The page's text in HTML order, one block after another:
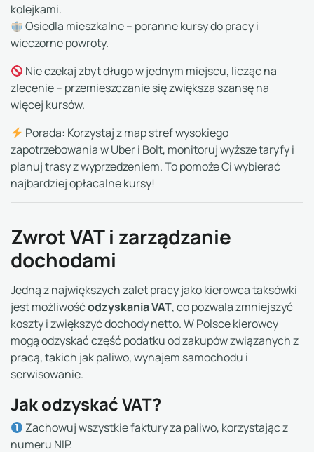
kolejkami.
Osiedla mieszkalne – poranne kursy do pracy i
wieczorne powroty.
Nie czekaj zbyt długo w jednym miejscu, licząc na
zlecenie – przemieszczanie się zwiększa szansę na
więcej kursów.
Porada: Korzystaj z map stref wysokiego
zapotrzebowania w Uber i Bolt, monitoruj wyższe taryfy i
planuj trasy z wyprzedzeniem. To pomoże Ci wybierać
najbardziej opłacalne kursy!
Zwrot VAT i zarządzanie
dochodami
Jedną z największych zalet pracy jako kierowca taksówki
jest możliwośćodzyskania VAT, co pozwala zmniejszyć
koszty i zwiększyć dochody netto. W Polsce kierowcy
mogą odzyskać część podatku od zakupów związanych z
pracą, takich jak paliwo, wynajem samochodu i
serwisowanie.
Jak odzyskać VAT?
Zachowuj wszystkie faktury za paliwo, korzystając z
numeru NIP.